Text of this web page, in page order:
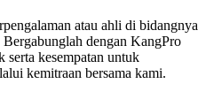
atau ahli di bidangnya
dengan KangPro
serta kesempatan untuk
kemitraan bersama kami.